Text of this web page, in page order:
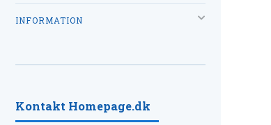
INFORMATION
Kontakt Homepage.dk